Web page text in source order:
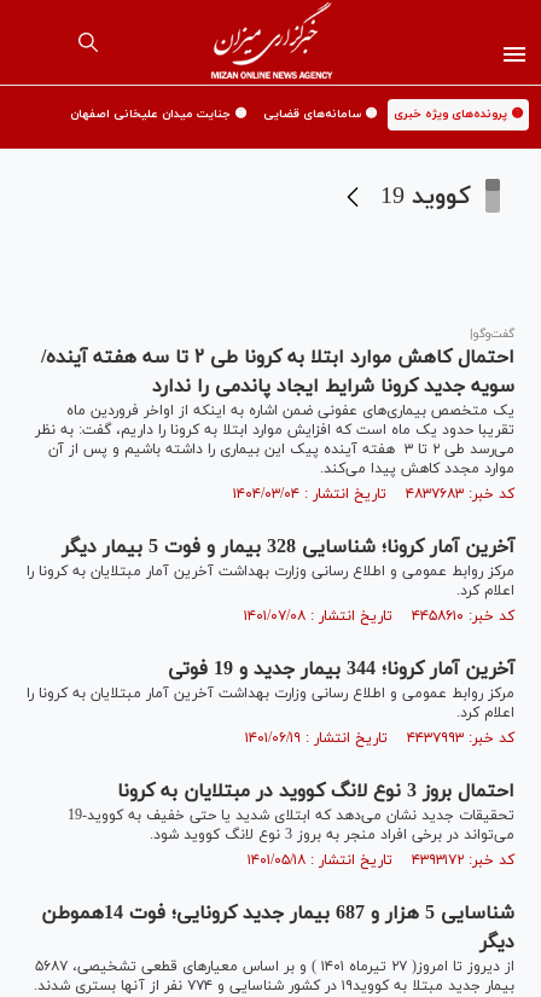
🟡 پرونده‌های ویژه خبری 🟡 سامانه‌های قضایی 🟡 جنایت میدان علیخانی اصفهان
کووید 19
گفت‌وگو|
احتمال کاهش موارد ابتلا به کرونا طی ۲ تا سه هفته آینده/
سویه جدید کرونا شرایط ایجاد پاندمی را ندارد
یک متخصص بیماری‌های عفونی ضمن اشاره به اینکه از اواخر فروردین ماه
تقریبا حدود یک ماه است که افزایش موارد ابتلا به کرونا را داریم، گفت: به نظر
می‌رسد طی ۲ تا ۳ هفته آینده پیک این بیماری را داشته باشیم و پس از آن
موارد مجدد کاهش پیدا می‌کند.
کد خبر: ۴۸۳۷۶۸۳ تاریخ انتشار : ۱۴۰۴/۰۳/۰۴
آخرین آمار کرونا؛ شناسایی 328 بیمار و فوت 5 بیمار دیگر
مرکز روابط عمومی و اطلاع رسانی وزارت بهداشت آخرین آمار مبتلایان به کرونا را
اعلام کرد.
کد خبر: ۴۴۵۸۶۱۰ تاریخ انتشار : ۱۴۰۱/۰۷/۰۸
آخرین آمار کرونا؛ 344 بیمار جدید و 19 فوتی
مرکز روابط عمومی و اطلاع رسانی وزارت بهداشت آخرین آمار مبتلایان به کرونا را
اعلام کرد.
کد خبر: ۴۴۳۷۹۹۳ تاریخ انتشار : ۱۴۰۱/۰۶/۱۹
احتمال بروز 3 نوع لانگ کووید در مبتلایان به کرونا
تحقیقات جدید نشان می‌دهد که ابتلای شدید یا حتی خفیف به کووید-19
می‌تواند در برخی افراد منجر به بروز 3 نوع لانگ کووید شود.
کد خبر: ۴۳۹۳۱۷۲ تاریخ انتشار : ۱۴۰۱/۰۵/۱۸
شناسایی 5 هزار و 687 بیمار جدید کرونایی؛ فوت 14هموطن
دیگر
از دیروز تا امروز( ۲۷ تیرماه ۱۴۰۱ ) و بر اساس معیارهای قطعی تشخیصی، ۵۶۸۷
بیمار جدید مبتلا به کووید۱۹ در کشور شناسایی و ۷۷۴ نفر از آنها بستری شدند.